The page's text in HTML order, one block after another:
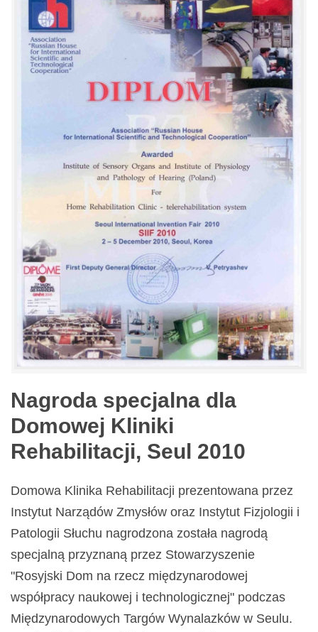
Nagroda specjalna dla
Domowej Kliniki
Rehabilitacji, Seul 2010
Domowa Klinika Rehabilitacji prezentowana przez
Instytut Narządów Zmysłów oraz Instytut Fizjologii i
Patologii Słuchu nagrodzona została nagrodą
specjalną przyznaną przez Stowarzyszenie
"Rosyjski Dom na rzecz międzynarodowej
współpracy naukowej i technologicznej" podczas
Międzynarodowych Targów Wynalazków w Seulu.